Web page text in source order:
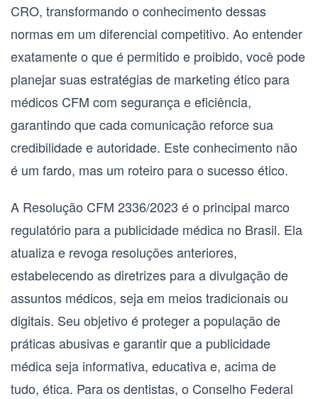
CRO, transformando o conhecimento dessas
normas em um diferencial competitivo. Ao entender
exatamente o que é permitido e proibido, você pode
planejar suas estratégias de marketing ético para
médicos CFM com segurança e eficiência,
garantindo que cada comunicação reforce sua
credibilidade e autoridade. Este conhecimento não
é um fardo, mas um roteiro para o sucesso ético.
A Resolução CFM 2336/2023 é o principal marco
regulatório para a publicidade médica no Brasil. Ela
atualiza e revoga resoluções anteriores,
estabelecendo as diretrizes para a divulgação de
assuntos médicos, seja em meios tradicionais ou
digitais. Seu objetivo é proteger a população de
práticas abusivas e garantir que a publicidade
médica seja informativa, educativa e, acima de
tudo, ética. Para os dentistas, o Conselho Federal